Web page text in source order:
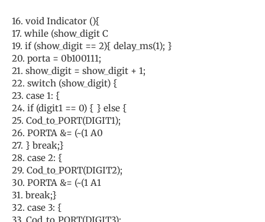
16. void Indicator (){
17. while (show_digit C
19. if (show_digit == 2){ delay_ms(1); }
20. porta = 0b100111;
21. show_digit = show_digit + 1;
22. switch (show_digit) {
23. case 1: {
24. if (digit1 == 0) { } else {
25. Cod_to_PORT(DIGIT1);
26. PORTA &= (~(1 A0
27. } break;}
28. case 2: {
29. Cod_to_PORT(DIGIT2);
30. PORTA &= (~(1 A1
31. break;}
32. case 3: {